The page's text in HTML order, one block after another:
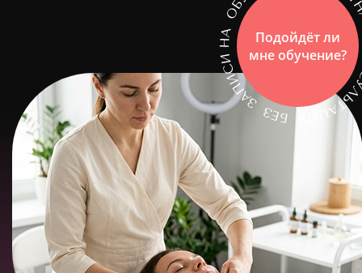
Подойдёт ли
мне обучение?